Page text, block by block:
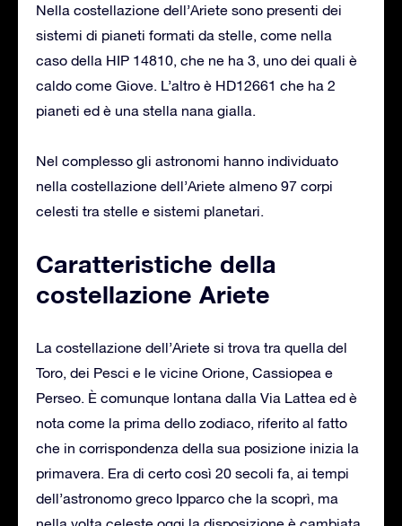
Nella costellazione dell’Ariete sono presenti dei
sistemi di pianeti formati da stelle, come nella
caso della HIP 14810, che ne ha 3, uno dei quali è
caldo come Giove. L’altro è HD12661 che ha 2
pianeti ed è una stella nana gialla.
Nel complesso gli astronomi hanno individuato
nella costellazione dell’Ariete almeno 97 corpi
celesti tra stelle e sistemi planetari.
Caratteristiche della
costellazione Ariete
La costellazione dell’Ariete si trova tra quella del
Toro, dei Pesci e le vicine Orione, Cassiopea e
Perseo. È comunque lontana dalla Via Lattea ed è
nota come la prima dello zodiaco, riferito al fatto
che in corrispondenza della sua posizione inizia la
primavera. Era di certo così 20 secoli fa, ai tempi
dell’astronomo greco Ipparco che la scoprì, ma